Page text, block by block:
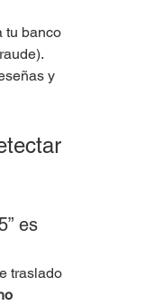
tu banco
y
es
traslado